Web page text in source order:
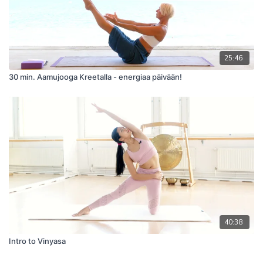
25:46
30 min. Aamujooga Kreetalla - energiaa päivään!
40:38
Intro to Vinyasa